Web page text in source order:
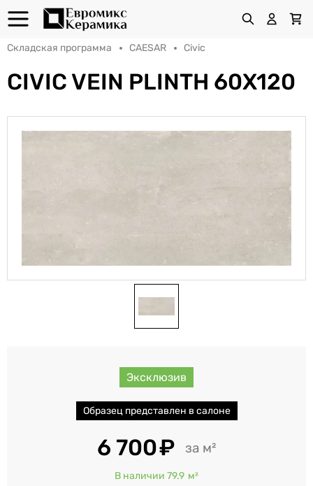
Складская программа CAESAR Civic
CIVIC VEIN PLINTH 60X120
Эксклюзив
Образец представлен в салоне
6 700 м²
В наличии 79.9 м²